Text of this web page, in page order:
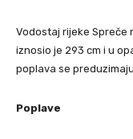
Vodostaj rijeke Spreče
iznosio je 293 cm i u
poplava se
Poplave